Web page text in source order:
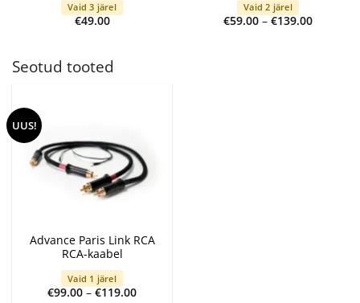
Vaid 3 järel
€49.00
Vaid 2 järel
€59.00 – €139.00Price
Seotud tooted
UUS!
Advance Paris Link RCA
RCA-kaabel
Vaid 1 järel
€99.00 – €119.00Price